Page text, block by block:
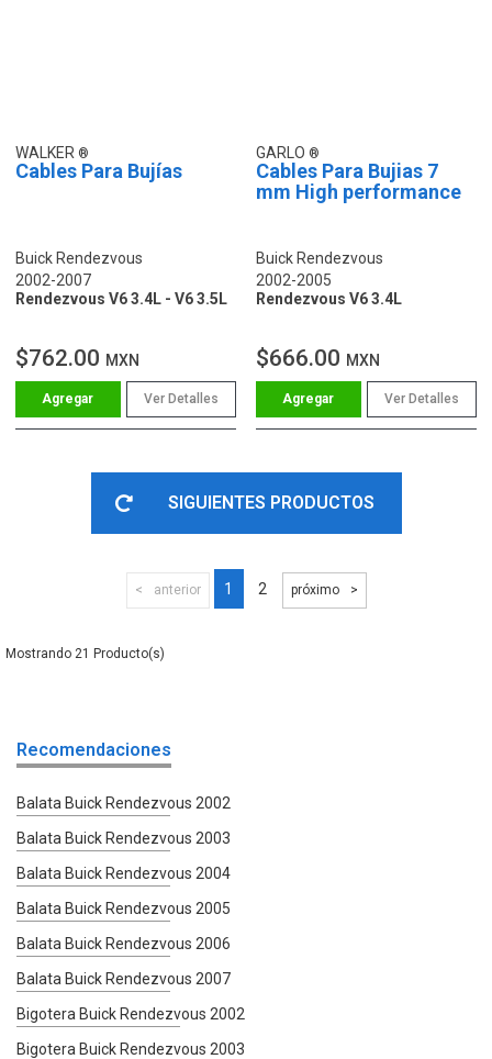
WALKER
Cables Para Bujías
Buick Rendezvous
2002-2007
Rendezvous V6 3.4L - V6 3.5L
$762.00 MXN
Ver Detalles
GARLO
Cables Para Bujias 7
mm High performance
Buick Rendezvous
2002-2005
Rendezvous V6 3.4L
$666.00 MXN
Ver Detalles
SIGUIENTES PRODUCTOS
anterior 1 2 próximo
21
Recomendaciones
Balata Buick Rendezvous 2002
Balata Buick Rendezvous 2003
Balata Buick Rendezvous 2004
Balata Buick Rendezvous 2005
Balata Buick Rendezvous 2006
Balata Buick Rendezvous 2007
Bigotera Buick Rendezvous 2002
Bigotera Buick Rendezvous 2003